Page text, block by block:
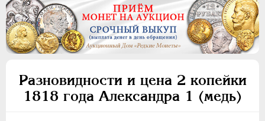
Разновидности и цена 2 копейки
1818 года Александра 1 (медь)
ПEТР I 1699 - 1725
ПЕТР II 1727-1729
АННА ИОАННОВНА 1730-1740